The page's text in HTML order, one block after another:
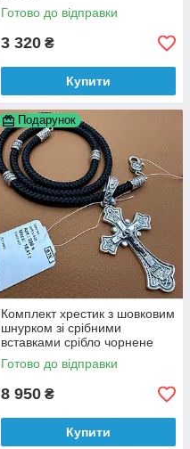
Готово до відправки
3 320 ₴
Купити
Подарунок
Комплект хрестик з шовковим
шнурком зі срібними
вставками срібло чорнене
925 проби
Готово до відправки
8 950 ₴
Купити